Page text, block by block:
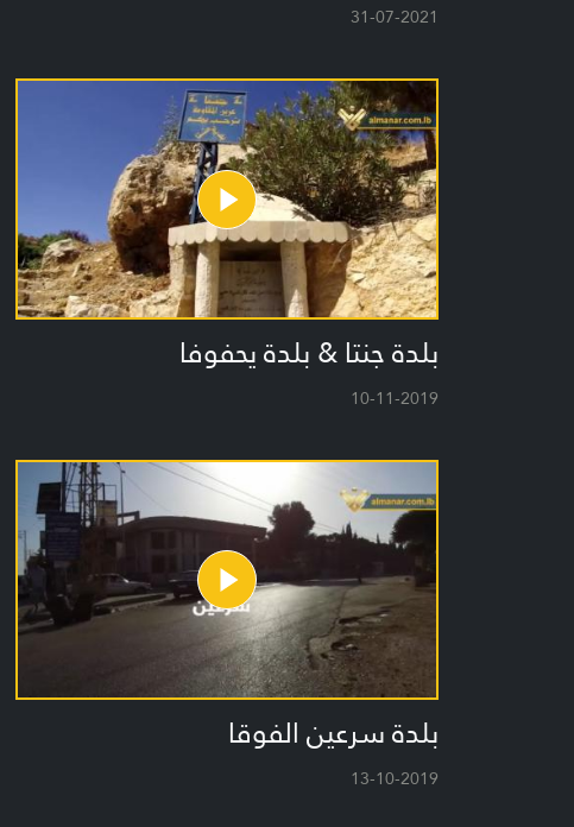
31-07-2021
بلدة جنتا & بلدة يحفوفا
10-11-2019
بلدة سرعين الفوقا
13-10-2019